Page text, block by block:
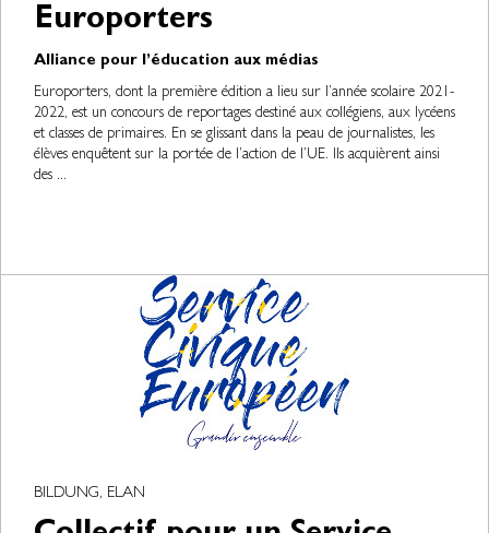
Europorters
Alliance pour l’éducation aux médias
Europorters, dont la première édition a lieu sur l’année scolaire 2021-
2022, est un concours de reportages destiné aux collégiens, aux lycéens
et classes de primaires. En se glissant dans la peau de journalistes, les
élèves enquêtent sur la portée de l’action de l’UE. Ils acquièrent ainsi
des ...
BILDUNG, ELAN